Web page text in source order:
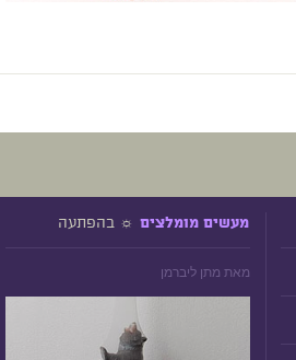
מעשים מומלצים ☼ בהפתעה
מאת מתן ליברמן